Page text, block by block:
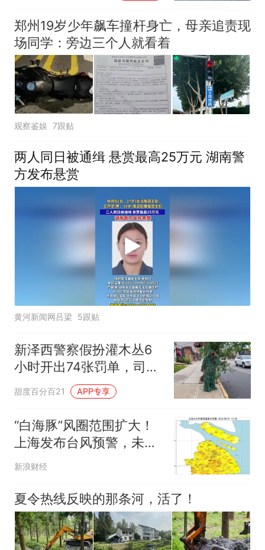
郑州19岁少年飙车撞杆身亡，母亲追责现
场同学：旁边三个人就看着
观察鉴娱 7跟贴
两人同日被通缉 悬赏最高25万元 湖南警
方发布悬赏
黄河新闻网吕梁 5跟贴
新泽西警察假扮灌木丛6
小时开出74张罚单，司机
直呼防不胜防
甜度百分百21 APP专享
“白海豚”风圈范围扩大！
上海发布台风预警，未来
4天风雨明显
新浪财经
夏令热线反映的那条河，活了！